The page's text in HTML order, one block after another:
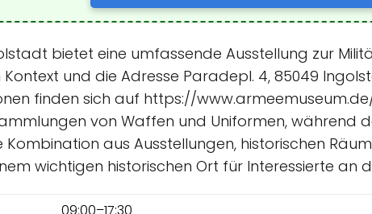
bietet eine umfassende Ausstellung zur
und die Adresse Paradepl. 4, 85049
finden sich auf https://
von Waffen und Uniformen, während
aus Ausstellungen, historischen
wichtigen historischen Ort für Interessierte an